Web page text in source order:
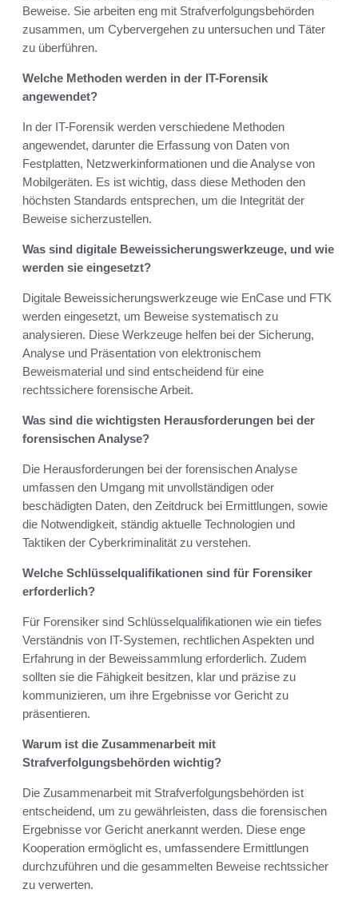
Beweise. Sie arbeiten eng mit Strafverfolgungsbehörden
zusammen, um Cybervergehen zu untersuchen und Täter
zu überführen.
Welche Methoden werden in der IT-Forensik
angewendet?
In der IT-Forensik werden verschiedene Methoden
angewendet, darunter die Erfassung von Daten von
Festplatten, Netzwerkinformationen und die Analyse von
Mobilgeräten. Es ist wichtig, dass diese Methoden den
höchsten Standards entsprechen, um die Integrität der
Beweise sicherzustellen.
Was sind digitale Beweissicherungswerkzeuge, und wie
werden sie eingesetzt?
Digitale Beweissicherungswerkzeuge wie EnCase und FTK
werden eingesetzt, um Beweise systematisch zu
analysieren. Diese Werkzeuge helfen bei der Sicherung,
Analyse und Präsentation von elektronischem
Beweismaterial und sind entscheidend für eine
rechtssichere forensische Arbeit.
Was sind die wichtigsten Herausforderungen bei der
forensischen Analyse?
Die Herausforderungen bei der forensischen Analyse
umfassen den Umgang mit unvollständigen oder
beschädigten Daten, den Zeitdruck bei Ermittlungen, sowie
die Notwendigkeit, ständig aktuelle Technologien und
Taktiken der Cyberkriminalität zu verstehen.
Welche Schlüsselqualifikationen sind für Forensiker
erforderlich?
Für Forensiker sind Schlüsselqualifikationen wie ein tiefes
Verständnis von IT-Systemen, rechtlichen Aspekten und
Erfahrung in der Beweissammlung erforderlich. Zudem
sollten sie die Fähigkeit besitzen, klar und präzise zu
kommunizieren, um ihre Ergebnisse vor Gericht zu
präsentieren.
Warum ist die Zusammenarbeit mit
Strafverfolgungsbehörden wichtig?
Die Zusammenarbeit mit Strafverfolgungsbehörden ist
entscheidend, um zu gewährleisten, dass die forensischen
Ergebnisse vor Gericht anerkannt werden. Diese enge
Kooperation ermöglicht es, umfassendere Ermittlungen
durchzuführen und die gesammelten Beweise rechtssicher
zu verwerten.